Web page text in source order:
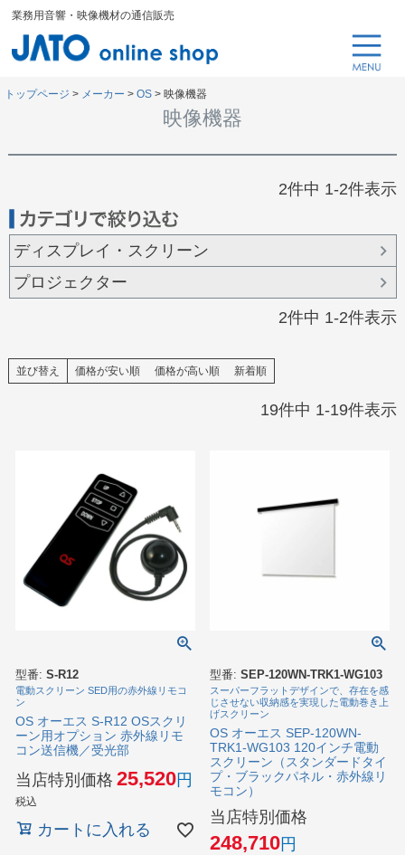
業務用音響・映像機材の通信販売
トップページ メーカー OS 映像機器
映像機器
2件中 1-2件表示
ディスプレイ・スクリーン
プロジェクター
2件中 1-2件表示
並び替え 価格が安い順 価格が高い順 新着順
19件中 1-19件表示
型番: S-R12
電動スクリーン SED用の赤外線リモコ
ン
OS オーエス S-R12 OSスクリ
ーン用オプション 赤外線リモ
コン送信機／受光部
当店特別価格 25,520
税込
カートに入れる
型番: SEP-120WN-TRK1-WG103
スーパーフラットデザインで、存在を感
じさせない収納感を実現した電動巻き上
げスクリーン
OS オーエス SEP-120WN-
TRK1-WG103 120インチ電動
スクリーン（スタンダードタイ
プ・ブラックパネル・赤外線リ
モコン）
当店特別価格
248,710